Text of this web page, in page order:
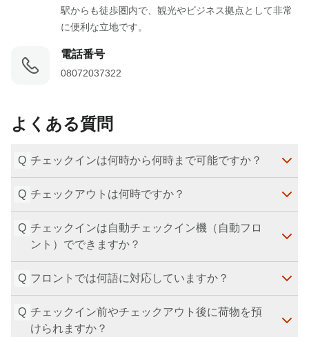
駅からも徒歩圏内で、観光やビジネス拠点として非常
に便利な立地です。
電話番号
08072037322
よくある質問
Q チェックインは何時から何時まで可能ですか？
チェックインは15:00から、最終24:00（00:00）まで
可能です。
最終更新日 ：2026-07-29
Q チェックアウトは何時ですか？
チェックアウトは11:00です。
最終更新日 ：2026-07-29
Q チェックインは自動チェックイン機（自動フロ
ント）でできますか？
はい、施設に自動フロント（自動チェックイン機）が
ございます。
最終更新日 ：2026-07-29
Q フロントでは何語に対応していますか？
フロントスタッフの対応可能言語は、日本語と英語で
す。
Q チェックイン前やチェックアウト後に荷物を預
けられますか？